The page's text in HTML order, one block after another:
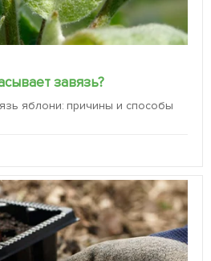
завязь?
яблони: причины и способы